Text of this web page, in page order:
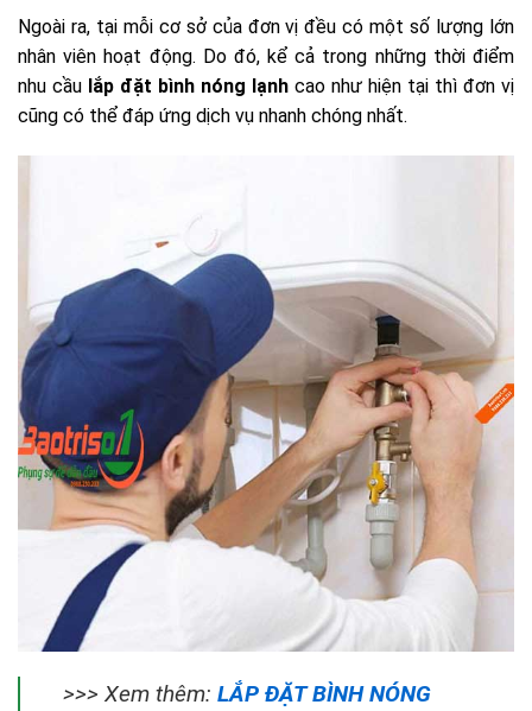
Ngoài ra, tại mỗi cơ sở của đơn vị đều có một số lượng lớn
nhân viên hoạt động. Do đó, kể cả trong những thời điểm
nhu cầu lắp đặt bình nóng lạnh cao như hiện tại thì đơn vị
cũng có thể đáp ứng dịch vụ nhanh chóng nhất.
>>> Xem thêm: LẮP ĐẶT BÌNH NÓNG